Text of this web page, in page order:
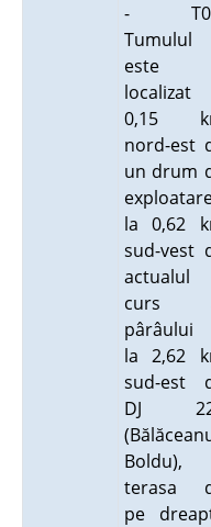
-
Tumulul
este
localizat
0,15
nord-est
un drum
la 0,62
sud-vest
actualul
curs
pârâului
la 2,62
sud-est
DJ
Boldu),
terasa
pe